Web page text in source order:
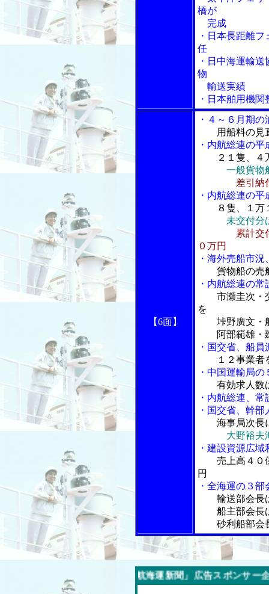
橋が
完成
・日本長距離
任
・日中海運輸
物
輸送実績
・日本舶用機
【6面】
・４～６月期
用船料の見
・内航総連の
２１隻、
一般貨物
差引納
・内航総連の
８隻、１万
未交付分
累計交
０万円
・海外売船市
貨物船の売
・内航総連の
市瀬圭次・
を
垰野廣文・船
阿部範雄・建
・国交省、船
１２事業者
・中国運輸局
有効求人数
・内航総連、
・国交省、幹
海事局次長
大野裕夫
・建設資源広
売上高４０
円
・全海運の３
輸送部会長
船主部会長は
砂利船部会長
今週の「内航海運新聞」広告スポンサー企業